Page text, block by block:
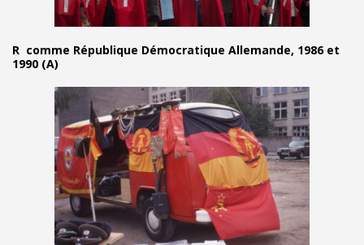
R comme République Démocratique Allemande, 1986 et
1990 (A)